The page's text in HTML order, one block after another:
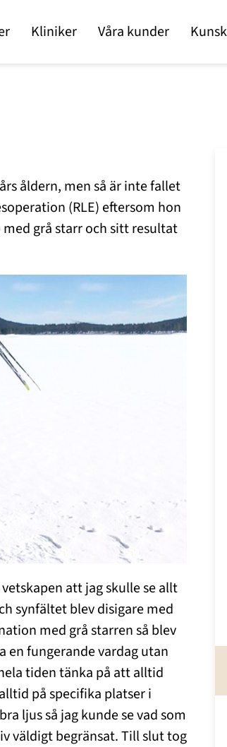
Kliniker Våra kunder
åldern, men så är inte fallet
(RLE) eftersom hon
grå starr och sitt resultat
att jag skulle se allt
synfältet blev disigare med
med grå starren så blev
en fungerande vardag utan
tiden tänka på att alltid
på specifika platser i
ljus så jag kunde se vad som
väldigt begränsat. Till slut tog